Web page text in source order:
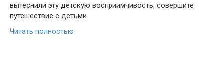
вытеснили эту детскую восприимчивость, совершите
путешествие с детьми
Читать полностью